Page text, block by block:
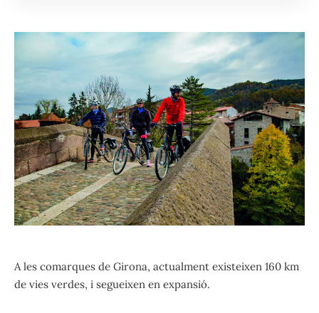
A les comarques de Girona, actualment existeixen 160 km
de vies verdes, i segueixen en expansió.